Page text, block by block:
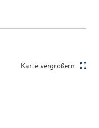
Karte vergrößern